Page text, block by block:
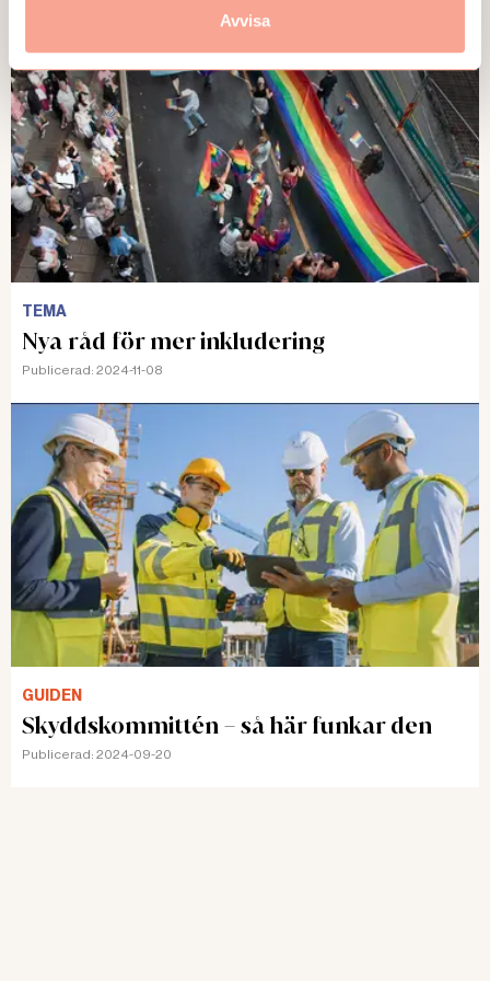
Avvisa
TEMA
Nya råd för mer inkludering
Publicerad: 2024-11-08
GUIDEN
Skyddskommittén – så här funkar den
Publicerad: 2024-09-20